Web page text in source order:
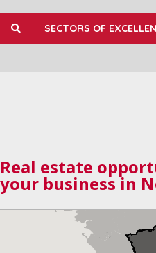
SECTORS OF
Real estate
your business in